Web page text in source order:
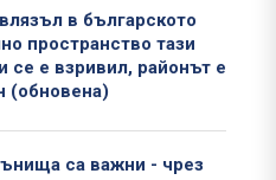
в българското
пространство тази
се е взривил, районът е
(обновена)
са важни - чрез